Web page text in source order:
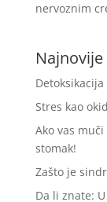
nervoznim
Stres kao
Ako vas
stomak!
Zašto je
Da li znate: